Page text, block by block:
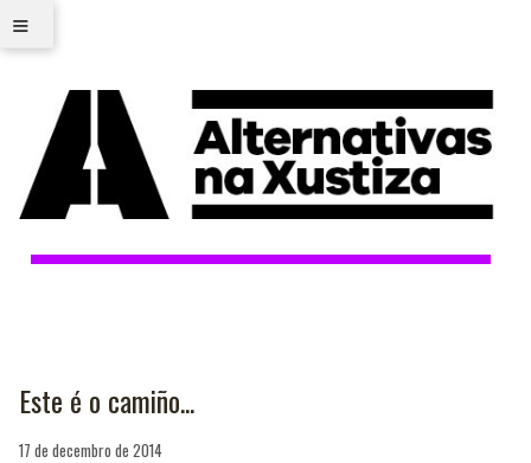
≡
Este é o camiño...
17 de decembro de 2014